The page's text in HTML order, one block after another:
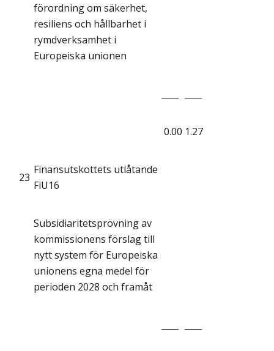
förordning om säkerhet,
resiliens och hållbarhet i
rymdverksamhet i
Europeiska unionen
0.00 1.27
23
Finansutskottets utlåtande
FiU16
Subsidiaritetsprövning av
kommissionens förslag till
nytt system för Europeiska
unionens egna medel för
perioden 2028 och framåt